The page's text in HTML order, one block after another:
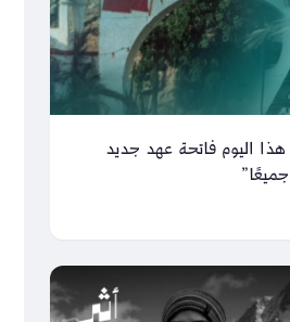
هذا اليوم فاتحة عهد جديد